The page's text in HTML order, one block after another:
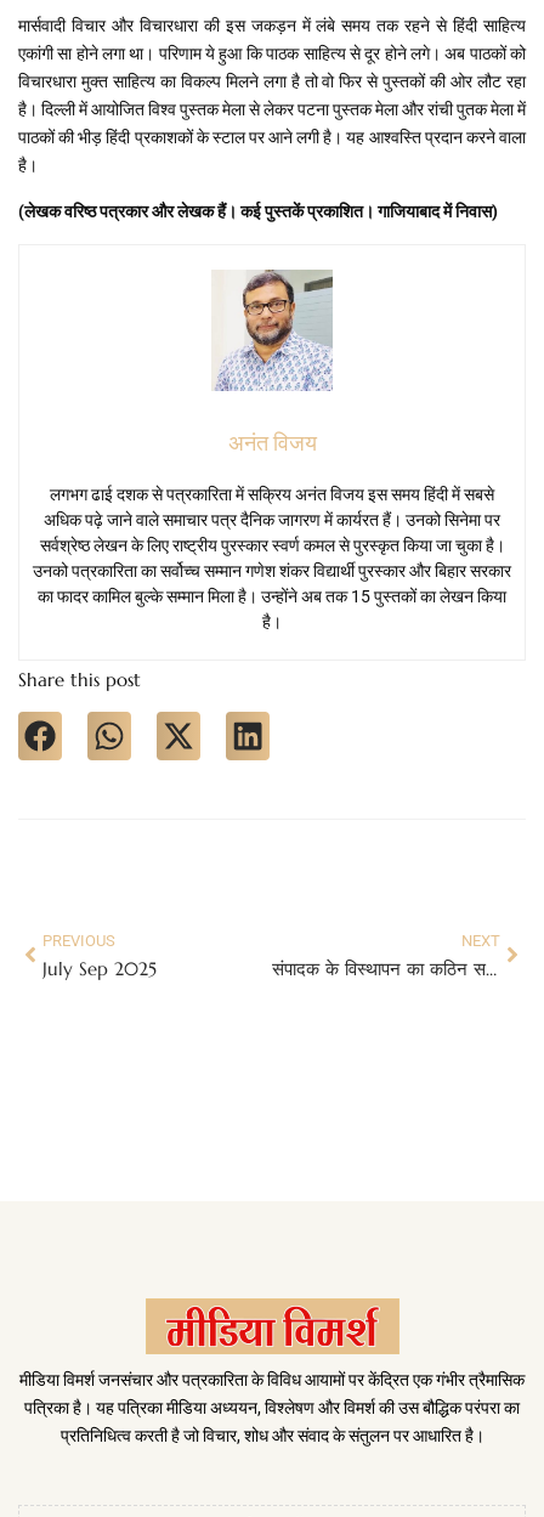
मार्सवादी विचार और विचारधारा की इस जकड़न में लंबे समय तक रहने से हिंदी साहित्य
एकांगी सा होने लगा था। परिणाम ये हुआ कि पाठक साहित्य से दूर होने लगे। अब पाठकों को
विचारधारा मुक्त साहित्य का विकल्प मिलने लगा है तो वो फिर से पुस्तकों की ओर लौट रहा
है। दिल्ली में आयोजित विश्व पुस्तक मेला से लेकर पटना पुस्तक मेला और रांची पुतक मेला में
पाठकों की भीड़ हिंदी प्रकाशकों के स्टाल पर आने लगी है। यह आश्वस्ति प्रदान करने वाला
है।
(लेखक वरिष्ठ पत्रकार और लेखक हैं। कई पुस्तकें प्रकाशित। गाजियाबाद में निवास)
अनंत विजय
लगभग ढाई दशक से पत्रकारिता में सक्रिय अनंत विजय इस समय हिंदी में सबसे
अधिक पढ़े जाने वाले समाचार पत्र दैनिक जागरण में कार्यरत हैं। उनको सिनेमा पर
सर्वश्रेष्ठ लेखन के लिए राष्ट्रीय पुरस्कार स्वर्ण कमल से पुरस्कृत किया जा चुका है।
उनको पत्रकारिता का सर्वोच्च सम्मान गणेश शंकर विद्यार्थी पुरस्कार और बिहार सरकार
का फादर कामिल बुल्के सम्मान मिला है। उन्होंने अब तक 15 पुस्तकों का लेखन किया
है।
Share this post
PREVIOUS
July Sep 2025
NEXT
संपादक के विस्थापन का कठिन समय!
मीडिया विमर्श जनसंचार और पत्रकारिता के विविध आयामों पर केंद्रित एक गंभीर त्रैमासिक
पत्रिका है। यह पत्रिका मीडिया अध्ययन, विश्लेषण और विमर्श की उस बौद्धिक परंपरा का
प्रतिनिधित्व करती है जो विचार, शोध और संवाद के संतुलन पर आधारित है।